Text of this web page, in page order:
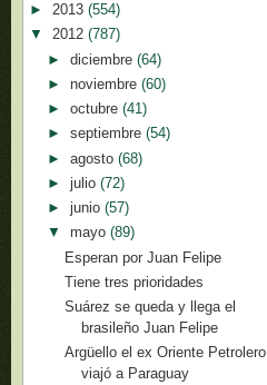
► 2013 (554)
▼ 2012 (787)
► diciembre (64)
► noviembre (60)
► octubre (41)
► septiembre (54)
► agosto (68)
► julio (72)
► junio (57)
▼ mayo (89)
Esperan por Juan Felipe
Tiene tres prioridades
Suárez se queda y llega el
brasileño Juan Felipe
Argüello el ex Oriente Petrolero
viajó a Paraguay